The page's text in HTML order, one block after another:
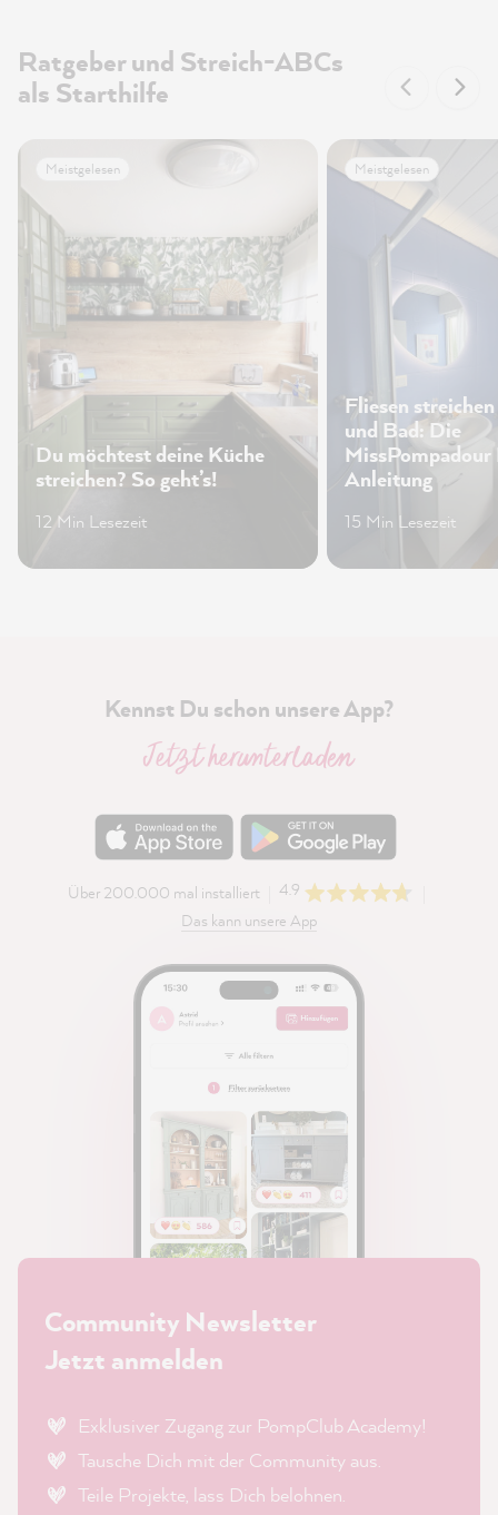
Ratgeber und Streich-ABCs
als Starthilfe
Meistgelesen
Du möchtest deine Küche
streichen? So geht’s!
12 Min Lesezeit
Meistgelesen
Fliesen
und Bad: Die
MissPompadour
Anleitung
15 Min Lesezeit
Kennst Du schon unsere App?
Jetzt herunterladen
Über 200.000 mal installiert
4.9
Das kann unsere App
Community Newsletter
Jetzt anmelden
Exklusiver Zugang zur PompClub Academy!
Tausche Dich mit der Community aus.
Teile Projekte, lass Dich belohnen.